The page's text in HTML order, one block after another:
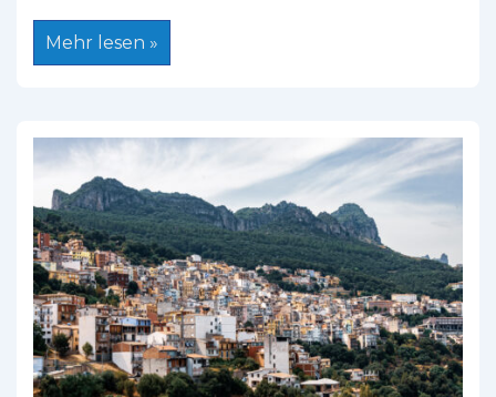
Aktivurlaub
Sardinien:
im
Herbst
Mehr lesen »